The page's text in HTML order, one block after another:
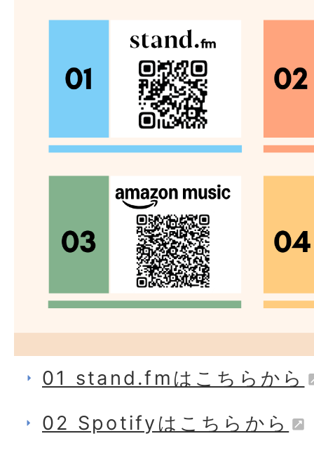
01 stand.fmはこちらから
02 Spotifyはこちらから